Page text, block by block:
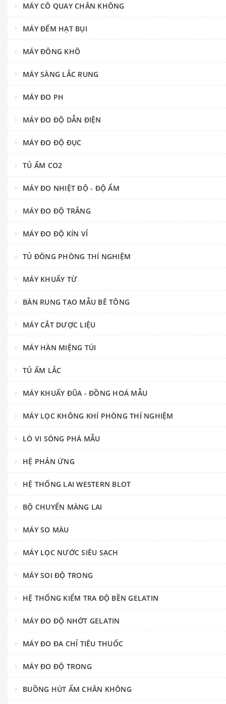
MÁY CÔ QUAY CHÂN KHÔNG
MÁY ĐẾM HẠT BỤI
MÁY ĐÔNG KHÔ
MÁY SÀNG LẮC RUNG
MÁY ĐO PH
MÁY ĐO ĐỘ DẪN ĐIỆN
MÁY ĐO ĐỘ ĐỤC
TỦ ẤM CO2
MÁY ĐO NHIỆT ĐỘ - ĐỘ ẨM
MÁY ĐO ĐỘ TRẮNG
MÁY ĐO ĐỘ KÍN VỈ
TỦ ĐÔNG PHÒNG THÍ NGHIỆM
MÁY KHUẤY TỪ
BÀN RUNG TẠO MẪU BÊ TÔNG
MÁY CẮT DƯỢC LIỆU
MÁY HÀN MIỆNG TÚI
TỦ ẤM LẮC
MÁY KHUẤY ĐŨA - ĐỒNG HOÁ MẪU
MÁY LỌC KHÔNG KHÍ PHÒNG THÍ NGHIỆM
LÒ VI SÓNG PHÁ MẪU
HỆ PHẢN ỨNG
HỆ THỐNG LAI WESTERN BLOT
BỘ CHUYỂN MÀNG LAI
MÁY SO MÀU
MÁY LỌC NƯỚC SIÊU SẠCH
MÁY SOI ĐỘ TRONG
HỆ THỐNG KIỂM TRA ĐỘ BỀN GELATIN
MÁY ĐO ĐỘ NHỚT GELATIN
MÁY ĐO ĐA CHỈ TIÊU THUỐC
MÁY ĐO ĐỘ TRONG
BUỒNG HÚT ẨM CHÂN KHÔNG